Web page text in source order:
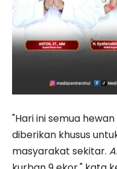
"Hari ini semua
diberikan khusus
masyarakat sekitar.